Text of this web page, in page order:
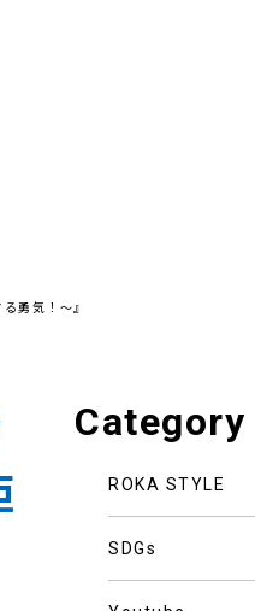
勇気！～』
Category
ROKA STYLE
SDGs